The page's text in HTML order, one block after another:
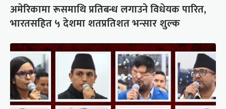
अमेरिकामा रूसमाथि प्रतिबन्ध लगाउने विधेयक पारित,
भारतसहित ५ देशमा शतप्रतिशत भन्सार शुल्क